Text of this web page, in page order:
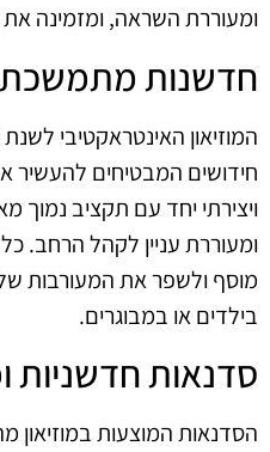
ומעוררת השראה, ומזמינה
חדשנות מתמשכת
חידושים המבטיחים להעשיר את
ויצירתי יחד עם תקציב נמוך
ומעוררת עניין לקהל הרחב.
מוסף ולשפר את המעורבות
בילדים או במבוגרים.
סדנאות חדשניות
הסדנאות המוצעות במוזיאון